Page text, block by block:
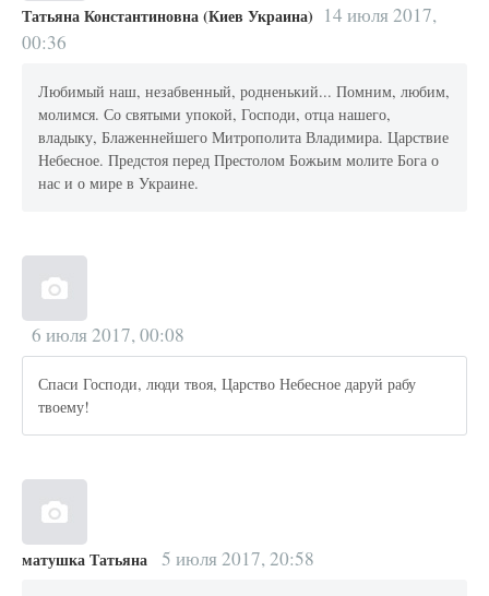
Татьяна Константиновна (Киев Украина) 14 июля 2017,
00:36
Любимый наш, незабвенный, родненький... Помним, любим,
молимся. Со святыми упокой, Господи, отца нашего,
владыку, Блаженнейшего Митрополита Владимира. Царствие
Небесное. Предстоя перед Престолом Божьим молите Бога о
нас и о мире в Украине.
6 июля 2017, 00:08
Спаси Господи, люди твоя, Царство Небесное даруй рабу
твоему!
матушка Татьяна 5 июля 2017, 20:58